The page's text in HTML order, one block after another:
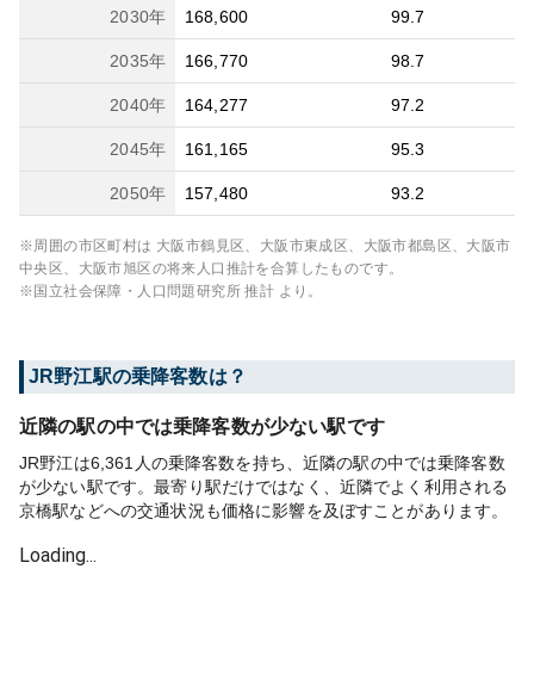
2030年 168,600 99.7
2035年 166,770 98.7
2040年 164,277 97.2
2045年 161,165 95.3
2050年 157,480 93.2
※周囲の市区町村は 大阪市鶴見区、大阪市東成区、大阪市都島区、大阪市
中央区、大阪市旭区の将来人口推計を合算したものです。
※国立社会保障・人口問題研究所 推計 より。
JR野江駅の乗降客数は？
近隣の駅の中では乗降客数が少ない駅です
JR野江は6,361人の乗降客数を持ち、近隣の駅の中では乗降客数
が少ない駅です。最寄り駅だけではなく、近隣でよく利用される
京橋駅などへの交通状況も価格に影響を及ぼすことがあります。
Loading...